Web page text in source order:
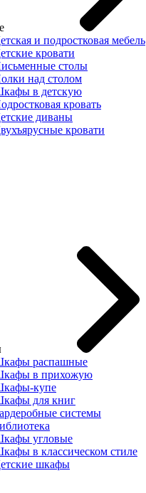
и подростковая мебель
кровати
столы
над столом
в детскую
кровать
диваны
кровати
распашные
в прихожую
купе
для книг
системы
угловые
в классическом стиле
шкафы